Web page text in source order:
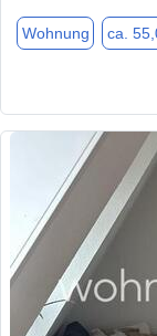
Wohnung ca.